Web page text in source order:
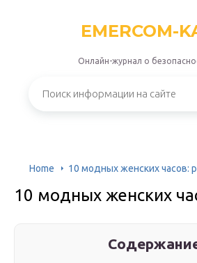
EMERCOM-
Онлайн-журнал о
Home 10 модных женских часов:
10 модных женских